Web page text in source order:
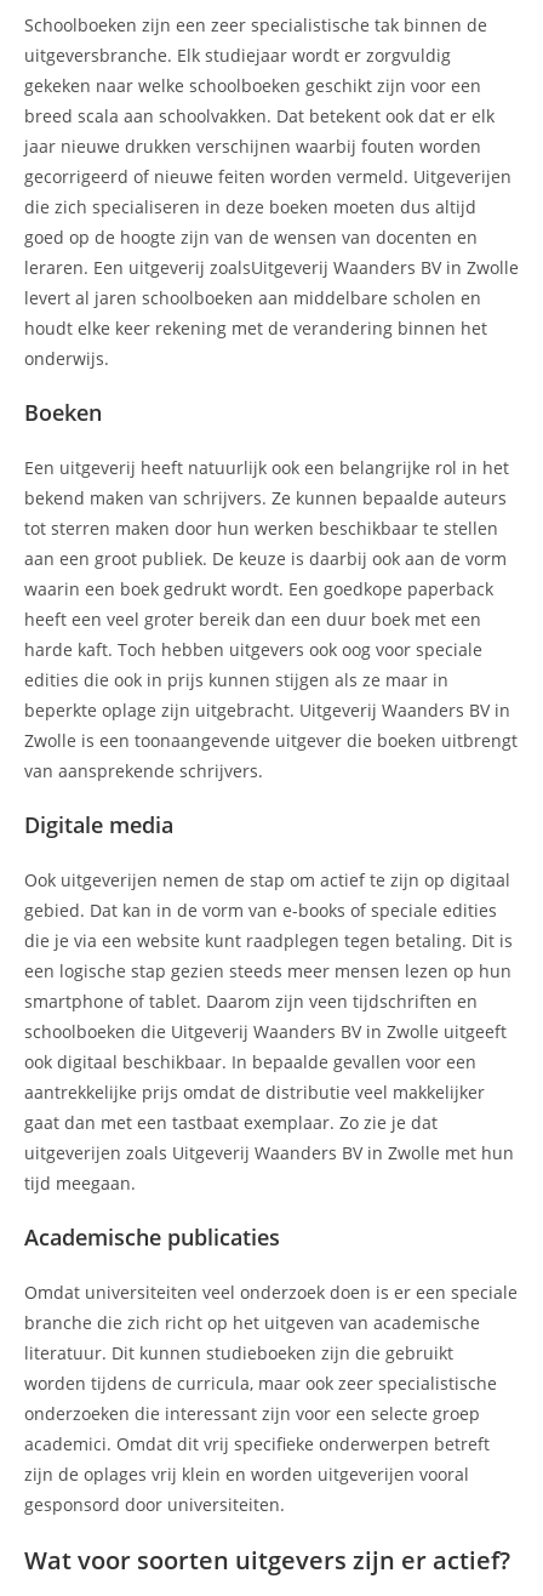
Schoolboeken zijn een zeer specialistische tak binnen de
uitgeversbranche. Elk studiejaar wordt er zorgvuldig
gekeken naar welke schoolboeken geschikt zijn voor een
breed scala aan schoolvakken. Dat betekent ook dat er elk
jaar nieuwe drukken verschijnen waarbij fouten worden
gecorrigeerd of nieuwe feiten worden vermeld. Uitgeverijen
die zich specialiseren in deze boeken moeten dus altijd
goed op de hoogte zijn van de wensen van docenten en
leraren. Een uitgeverij zoalsUitgeverij Waanders BV in Zwolle
levert al jaren schoolboeken aan middelbare scholen en
houdt elke keer rekening met de verandering binnen het
onderwijs.
Boeken
Een uitgeverij heeft natuurlijk ook een belangrijke rol in het
bekend maken van schrijvers. Ze kunnen bepaalde auteurs
tot sterren maken door hun werken beschikbaar te stellen
aan een groot publiek. De keuze is daarbij ook aan de vorm
waarin een boek gedrukt wordt. Een goedkope paperback
heeft een veel groter bereik dan een duur boek met een
harde kaft. Toch hebben uitgevers ook oog voor speciale
edities die ook in prijs kunnen stijgen als ze maar in
beperkte oplage zijn uitgebracht. Uitgeverij Waanders BV in
Zwolle is een toonaangevende uitgever die boeken uitbrengt
van aansprekende schrijvers.
Digitale media
Ook uitgeverijen nemen de stap om actief te zijn op digitaal
gebied. Dat kan in de vorm van e-books of speciale edities
die je via een website kunt raadplegen tegen betaling. Dit is
een logische stap gezien steeds meer mensen lezen op hun
smartphone of tablet. Daarom zijn veen tijdschriften en
schoolboeken die Uitgeverij Waanders BV in Zwolle uitgeeft
ook digitaal beschikbaar. In bepaalde gevallen voor een
aantrekkelijke prijs omdat de distributie veel makkelijker
gaat dan met een tastbaat exemplaar. Zo zie je dat
uitgeverijen zoals Uitgeverij Waanders BV in Zwolle met hun
tijd meegaan.
Academische publicaties
Omdat universiteiten veel onderzoek doen is er een speciale
branche die zich richt op het uitgeven van academische
literatuur. Dit kunnen studieboeken zijn die gebruikt
worden tijdens de curricula, maar ook zeer specialistische
onderzoeken die interessant zijn voor een selecte groep
academici. Omdat dit vrij specifieke onderwerpen betreft
zijn de oplages vrij klein en worden uitgeverijen vooral
gesponsord door universiteiten.
Wat voor soorten uitgevers zijn er actief?